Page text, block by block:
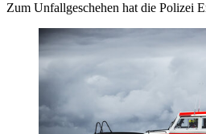
Zum Unfallgeschehen hat die Polizei